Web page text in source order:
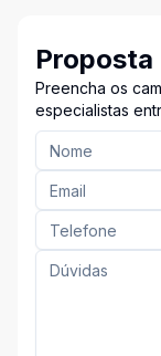
Proposta
Preencha os
especialistas